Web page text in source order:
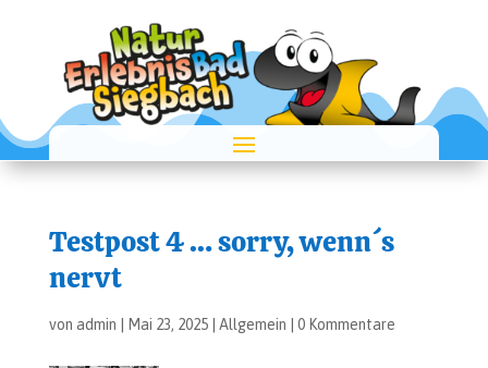
Test­post 4 … sor­ry, wenn´s
nervt
von admin Mai 23, 2025| Allgemein 0 Kommentare